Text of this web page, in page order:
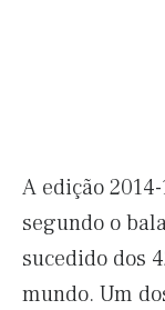
A edição
segundo o
sucedido dos
mundo. Um